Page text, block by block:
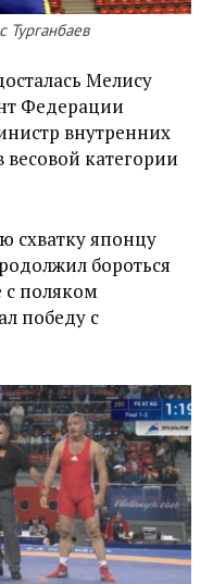
Турганбаев
Мелису
Федерации
внутренних
категории
схватку японцу
бороться
с поляком
победу с